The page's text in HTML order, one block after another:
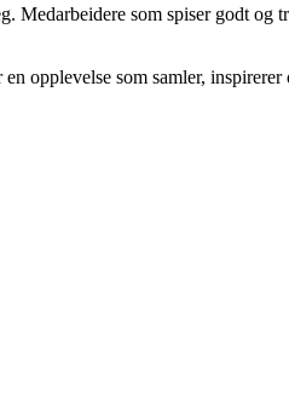
Medarbeidere som spiser godt
som samler,